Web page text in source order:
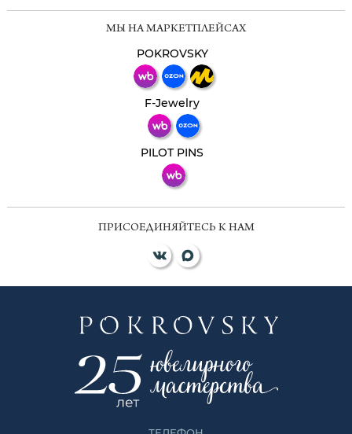
МЫ НА МАРКЕТПЛЕЙСАХ
POKROVSKY
F-Jewelry
PILOT PINS
ПРИСОЕДИНЯЙТЕСЬ К НАМ